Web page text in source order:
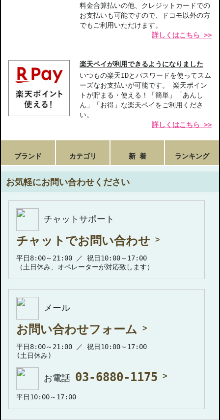
料金合算払いの他、クレジットカードでの
お支払いも可能ですので、ドコモ以外の方
でもご利用いただけます。
詳しくはこちら >>
楽天ペイが利用できるようになりました
いつもの楽天IDとパスワードを使ってスム
ーズなお支払いが可能です。 楽天ポイン
トが貯まる・使える！「簡単」「あんし
ん」「お得」な楽天ペイをご利用くださ
い。
詳しくはこちら >>
ブランド カテゴリ 新 着 ランキング
お気軽にお問い合わせください
チャットサポート
チャットでお問い合わせ
平日8:00～21:00 ／ 祝日10:00～17:00
（土日休み、オペレーターが対応致します）
メール
お問い合わせフォーム
平日8:00～21:00 ／ 祝日10:00～17:00
(土日休み)
お電話 03-6880-1175
平日10:00～17:00